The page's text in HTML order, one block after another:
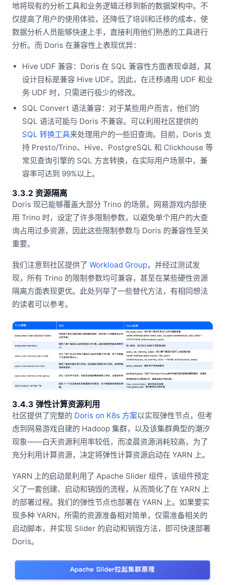
地将现有的分析工具和业务逻辑迁移到新的数据架构中。不
仅提高了用户的使用体验，还降低了培训和迁移的成本，使
数据分析人员能够快速上手，直接利用他们熟悉的工具进行
分析。而 Doris 在兼容性上表现优异：
Hive UDF 兼容：Doris 在 SQL 兼容性方面表现卓越，其
设计目标是兼容 Hive UDF。因此，在迁移通用 UDF 和业
务 UDF 时，只需进行极少的修改。
SQL Convert 语法兼容：对于某些用户而言，他们的
SQL 语法可能与 Doris 不兼容。可以利用社区提供的
SQL 转换工具来处理用户的一些旧查询。目前，Doris 支
持 Presto/Trino、Hive、PostgreSQL 和 Clickhouse 等
常见查询引擎的 SQL 方言转换，在实际用户场景中，兼
容率可达到 99%以上。
3.3.2 资源隔离
Doris 现已能够覆盖大部分 Trino 的场景。网易游戏内部使
用 Trino 时，设定了许多限制参数，以避免单个用户的大查
询占用过多资源，因此这些限制参数与 Doris 的兼容性至关
重要。
我们注意到社区提供了 Workload Group，并经过测试发
现，所有 Trino 的限制参数均可兼容，甚至在某些硬性资源
隔离方面表现更优。此处列举了一些替代方法，有相同想法
的读者可以参考。
3.4.3 弹性计算资源利用
社区提供了完整的 Doris on K8s 方案以实现弹性节点，但考
虑到网易游戏自建的 Hadoop 集群，以及该集群典型的潮汐
现象——白天资源利用率较低，而凌晨资源消耗较高，为了
充分利用计算资源，决定将弹性计算资源启动在 YARN 上。
YARN 上的启动是利用了 Apache Slider 组件，该组件预定
义了一套创建、启动和销毁的流程，从而简化了在 YARN 上
的部署过程。我们的弹性节点也部署在 YARN 上。如果要实
现多种 YARN，所需的资源准备相对简单，仅需准备相关的
启动脚本，并实现 Slider 的启动和销毁方法，即可快速部署
Doris。